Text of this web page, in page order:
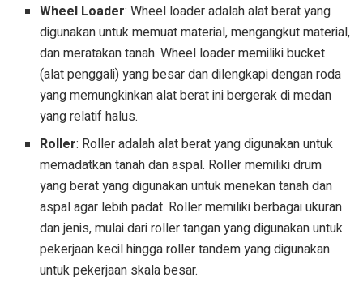
Wheel Loader: Wheel loader adalah alat berat yang
digunakan untuk memuat material, mengangkut material,
dan meratakan tanah. Wheel loader memiliki bucket
(alat penggali) yang besar dan dilengkapi dengan roda
yang memungkinkan alat berat ini bergerak di medan
yang relatif halus.
Roller: Roller adalah alat berat yang digunakan untuk
memadatkan tanah dan aspal. Roller memiliki drum
yang berat yang digunakan untuk menekan tanah dan
aspal agar lebih padat. Roller memiliki berbagai ukuran
dan jenis, mulai dari roller tangan yang digunakan untuk
pekerjaan kecil hingga roller tandem yang digunakan
untuk pekerjaan skala besar.